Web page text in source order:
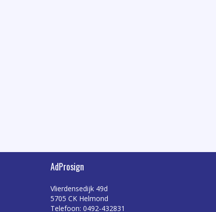
AdProsign
Vlierdensedijk 49d
5705 CK Helmond
Telefoon: 0492-432831